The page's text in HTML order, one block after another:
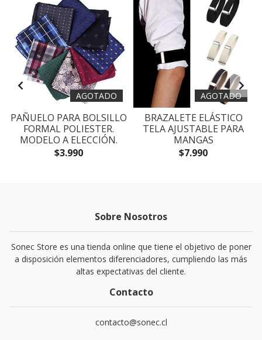
AGOTADO
PAÑUELO PARA BOLSILLO
FORMAL POLIESTER.
MODELO A ELECCIÓN.
$3.990
AGOTADO
BRAZALETE ELÁSTICO
TELA AJUSTABLE PARA
MANGAS
$7.990
Sobre Nosotros
Sonec Store es una tienda online que tiene el objetivo de poner
a disposición elementos diferenciadores, cumpliendo las más
altas expectativas del cliente.
Contacto
contacto@sonec.cl